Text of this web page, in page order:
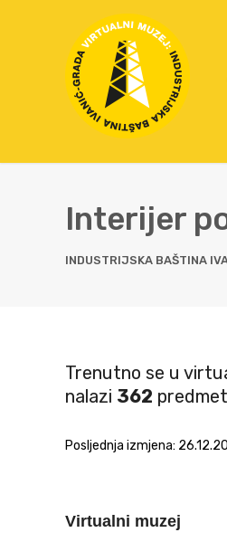
Interijer
INDUSTRIJSKA BAŠTINA
Trenutno se u
nalazi 362
Posljednja izmjena:
Virtualni muzej